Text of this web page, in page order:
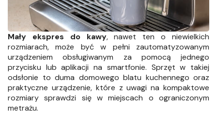
Mały ekspres do kawy, nawet ten o niewielkich
rozmiarach, może być w pełni zautomatyzowanym
urządzeniem obsługiwanym za pomocą jednego
przycisku lub aplikacji na smartfonie. Sprzęt w takiej
odsłonie to duma domowego blatu kuchennego oraz
praktyczne urządzenie, które z uwagi na kompaktowe
rozmiary sprawdzi się w miejscach o ograniczonym
metrażu.